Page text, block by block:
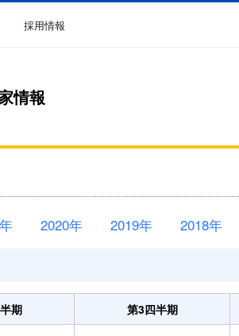
採用情報
情報
2020年 2019年 2018年
期 第3四半期